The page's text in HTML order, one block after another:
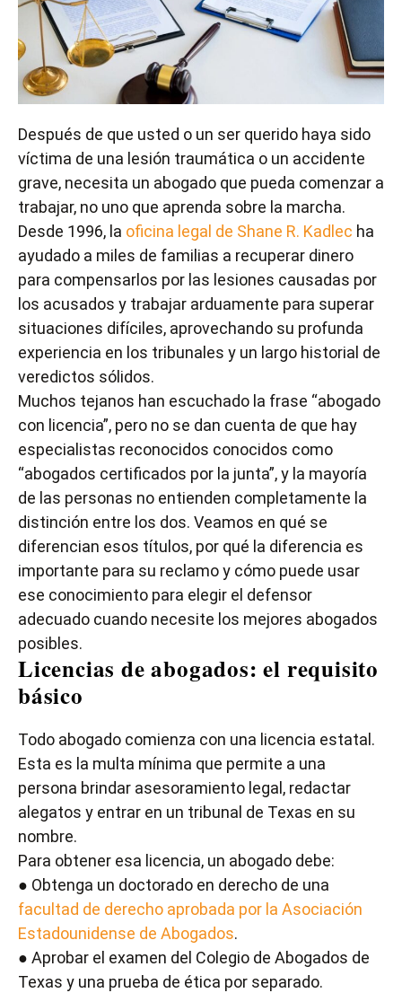
Después de que usted o un ser querido haya sido
víctima de una lesión traumática o un accidente
grave, necesita un abogado que pueda comenzar a
trabajar, no uno que aprenda sobre la marcha.
Desde 1996, la oficina legal de Shane R. Kadlec ha
ayudado a miles de familias a recuperar dinero
para compensarlos por las lesiones causadas por
los acusados y trabajar arduamente para superar
situaciones difíciles, aprovechando su profunda
experiencia en los tribunales y un largo historial de
veredictos sólidos.
Muchos tejanos han escuchado la frase “abogado
con licencia”, pero no se dan cuenta de que hay
especialistas reconocidos conocidos como
“abogados certificados por la junta”, y la mayoría
de las personas no entienden completamente la
distinción entre los dos. Veamos en qué se
diferencian esos títulos, por qué la diferencia es
importante para su reclamo y cómo puede usar
ese conocimiento para elegir el defensor
adecuado cuando necesite los mejores abogados
posibles.
Licencias de abogados: el requisito
básico
Todo abogado comienza con una licencia estatal.
Esta es la multa mínima que permite a una
persona brindar asesoramiento legal, redactar
alegatos y entrar en un tribunal de Texas en su
nombre.
Para obtener esa licencia, un abogado debe:
● Obtenga un doctorado en derecho de una
facultad de derecho aprobada por la Asociación
Estadounidense de Abogados.
● Aprobar el examen del Colegio de Abogados de
Texas y una prueba de ética por separado.